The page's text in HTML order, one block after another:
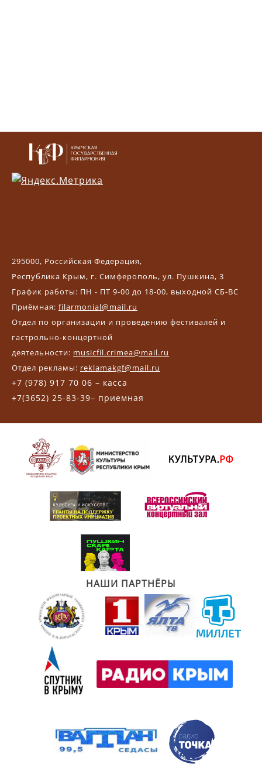
295000, Российская Федерация,
Республика Крым, г. Симферополь, ул. Пушкина, 3
График работы: ПН - ПТ 9-00 до 18-00, выходной СБ-ВС
Приёмная: filarmonial@mail.ru
Отдел по организации и проведению фестивалей и
гастрольно-концертной
деятельности: musicfil.crimea@mail.ru
Отдел рекламы: reklamakgf@mail.ru
+7 (978) 917 70 06 – касса
+7(3652) 25-83-39– приемная
НАШИ ПАРТНЁРЫ